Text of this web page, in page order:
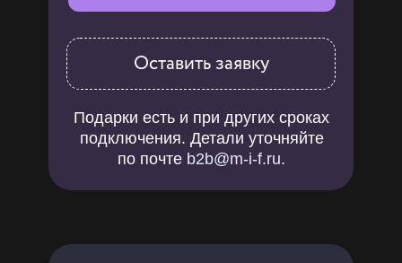
Подарки есть и при других сроках
подключения. Детали уточняйте
по почте b2b@m-i-f.ru.
Оставить заявку